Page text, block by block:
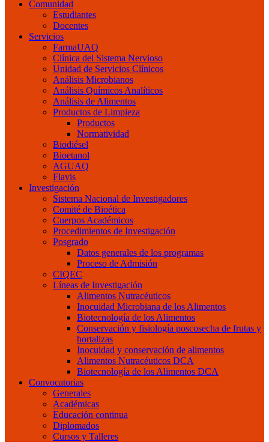
Comunidad
Estudiantes
Docentes
Servicios
FarmaUAQ
Clínica del Sistema Nervioso
Unidad de Servicios Clínicos
Análisis Microbianos
Análisis Químicos Analíticos
Análisis de Alimentos
Productos de Limpieza
Productos
Normatividad
Biodiésel
Bioetanol
AGUAQ
Flavis
Investigación
Sistema Nacional de Investigadores
Comité de Bioética
Cuerpos Académicos
Procedimientos de Investigación
Posgrado
Datos generales de los programas
Proceso de Admisión
CIQEC
Líneas de Investigación
Alimentos Nutracéuticos
Inocuidad Microbiana de los Alimentos
Biotecnología de los Alimentos
Conservación y fisiología poscosecha de frutas y
hortalizas
Inocuidad y conservación de alimentos
Alimentos Nutracéuticos DCA
Biotecnología de los Alimentos DCA
Convocatorias
Generales
Académicas
Educación continua
Diplomados
Cursos y Talleres